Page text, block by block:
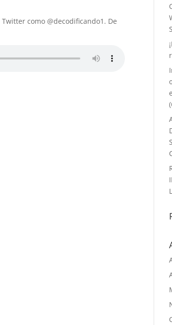
como @decodificando1. De